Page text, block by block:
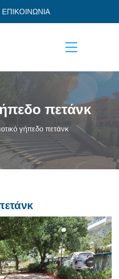
ΕΠΙΚΟΙΝΩΝΙΑ
πετάνκ
γήπεδο πετάνκ